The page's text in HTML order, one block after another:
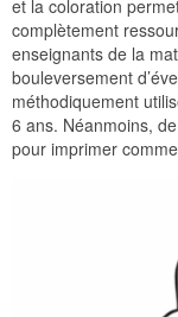
et la coloration
complètement
enseignants de la
bouleversement
méthodiquement
6 ans. Néanmoins,
pour imprimer